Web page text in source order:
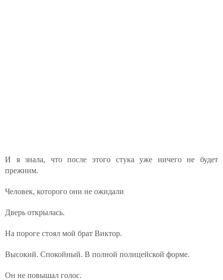
И я знала, что после этого стука уже ничего не будет
прежним.
Человек, которого они не ожидали
Дверь открылась.
На пороге стоял мой брат Виктор.
Высокий. Спокойный. В полной полицейской форме.
Он не повышал голос.